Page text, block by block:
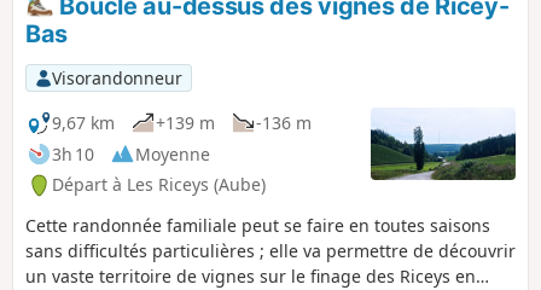
Bas
Visorandonneur
9,67 km
+139 m
-136 m
3h 10
Moyenne
Départ à Les Riceys (Aube)
Cette randonnée familiale peut se faire en toutes saisons
sans difficultés particulières ; elle va permettre de découvrir
un vaste territoire de vignes sur le finage des Riceys en